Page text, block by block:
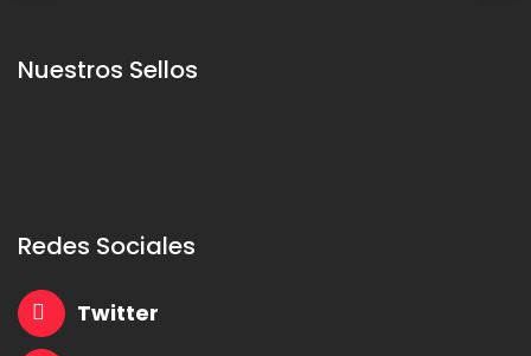
Nuestros Sellos
Redes Sociales
Twitter